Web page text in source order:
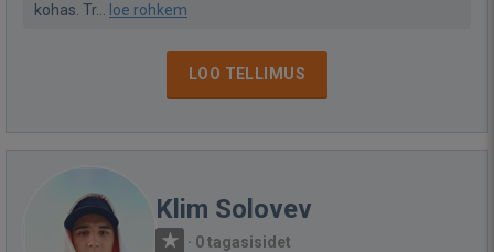
kohas. Tr...
loe rohkem
LOO TELLIMUS
Klim Solovev
· 0 tagasisidet